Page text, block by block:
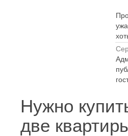
Нужно
две